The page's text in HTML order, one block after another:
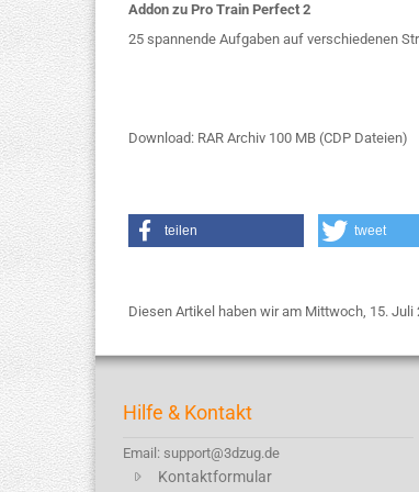
Addon zu Pro Train Perfect 2
25 spannende Aufgaben auf verschiedenen
Download: RAR Archiv 100 MB (CDP Dateien)
teilen tweet
Diesen Artikel haben wir am Mittwoch, 15.
Hilfe & Kontakt
Email: support@3dzug.de
Kontaktformular